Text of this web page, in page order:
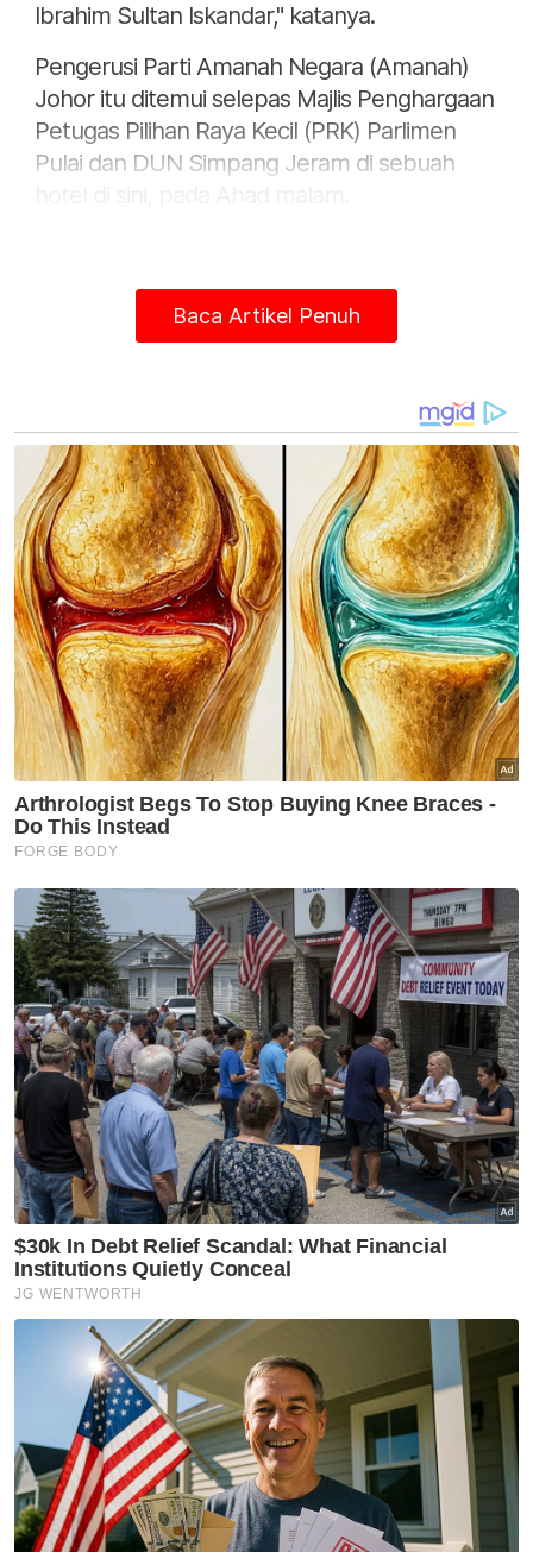
Ibrahim Sultan Iskandar," katanya.
Pengerusi Parti Amanah Negara (Amanah)
Johor itu ditemui selepas Majlis Penghargaan
Petugas Pilihan Raya Kecil (PRK) Parlimen
Pulai dan DUN Simpang Jeram di sebuah
Hadir sama, Presiden Amanah, Datuk Seri
Mohamed Sabu dan Presiden Parti
Demokratik Progresif (PDP), Datuk Seri
Tiong King Sing.
Mengulas lanjut, Ahli Parlimen Sri Gading itu
berkata, kejayaan diraih pada PRK Parlimen
Pulai dan DUN Simpang Jeram hasil
kerjasama jitu BN-PH mampu dijadikan
sandaran kepada pembentukan Kerajaan
Perpaduan di Johor.
"Saya yakin kejayaan besar pada PRK Pulai
dan Simpang Jeram baru-baru ini, hasil
daripada kerjasama parti PH dan BN Johor
akan disusuli dengan usaha membentuk
Kerajaan Perpaduan yang mantap demi
kebaikan dan kemajuan rakyat dan negeri
Johor.
Artikel Berkaitan:
Tiada keperluan mendesak tubuh Kerajaan
Perpaduan di Johor
Cadangan bentuk Kerajaan Perpaduan di Johor
Tiada keperluan tubuh Kerajaan Perpaduan -
Pemuda UMNO Johor
"Ini harapan rakyat Johor, saya yakin itu juga
harapan mereka untuk membuktikan
Kerajaan Perpaduan di peringkat nasional
boleh diterjemahkan di Johor," ujarnya.
Baca Artikel Penuh